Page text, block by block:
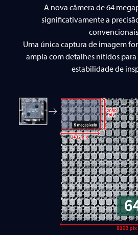
A nova câmera de 64
significativamente a
Uma única captura de imagem
ampla com detalhes nítidos
estabilidade de